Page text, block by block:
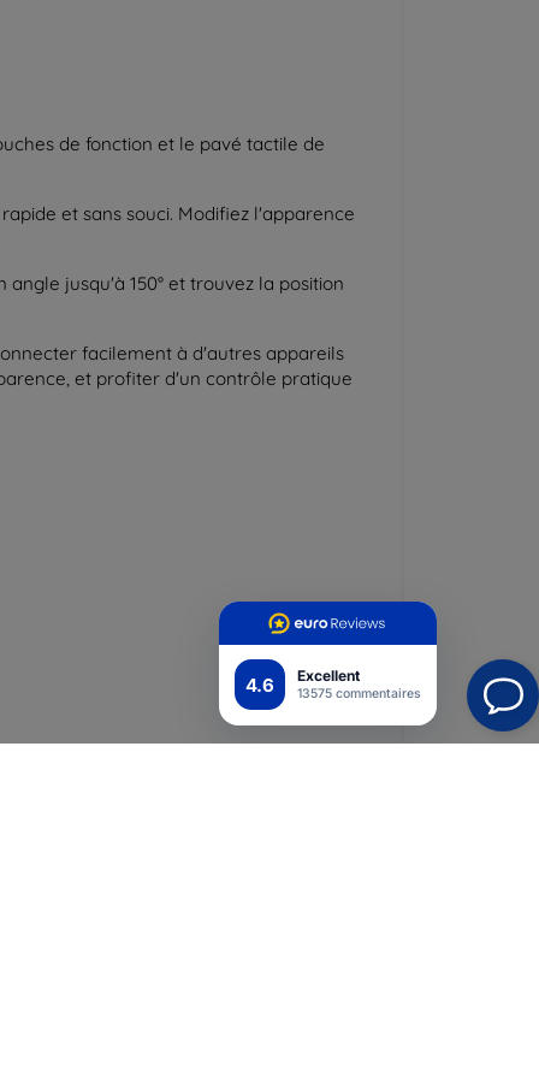
4.6 Excellent
13575 commentaires
de fonction et le pavé tactile de
et sans souci. Modifiez l'apparence
jusqu'à 150° et trouvez la position
facilement à d'autres appareils
et profiter d'un contrôle pratique